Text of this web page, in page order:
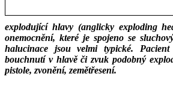
explodující hlavy (anglicky exploding
onemocnění, které je spojeno se
halucinace jsou velmi typické.
bouchnutí v hlavě či zvuk podobný
pistole, zvonění, zemětřesení.